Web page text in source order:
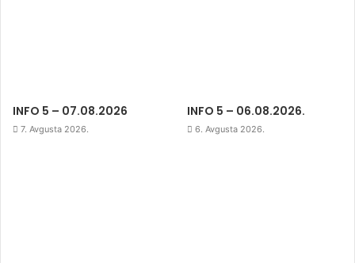
INFO 5 – 07.08.2026
7. Avgusta 2026.
INFO 5 – 06.08.2026.
6. Avgusta 2026.